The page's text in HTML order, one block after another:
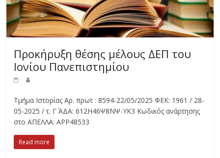
Προκήρυξη θέσης μέλους ΔΕΠ του
Ιονίου Πανεπιστημίου
Τμήμα Ιστορίας Αρ. πρωτ : 8594-22/05/2025 ΦΕΚ: 1961 / 28-
05-2025 / τ. Γ΄ ΑΔΑ: 612Η46Ψ8ΝΨ-ΥΚ3 Κωδικός ανάρτησης
στο ΑΠΕΛΛΑ: APP48533
Read more